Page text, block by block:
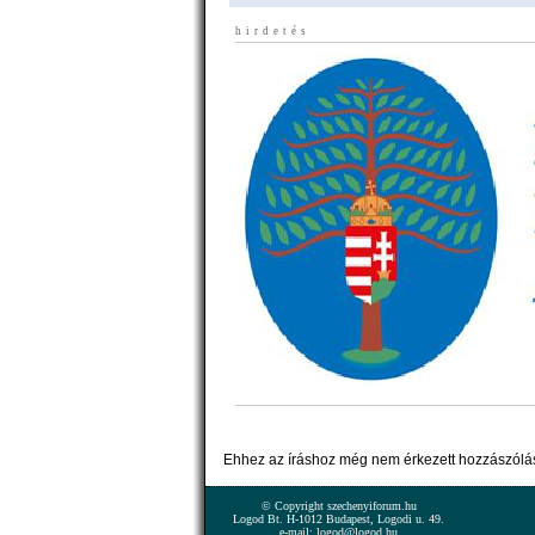
hirdetés
Ehhez az íráshoz még nem érkezett
© Copyright szechenyiforum.hu
Logod Bt. H-1012 Budapest, Logodi u. 49.
e-mail: logod@logod.hu